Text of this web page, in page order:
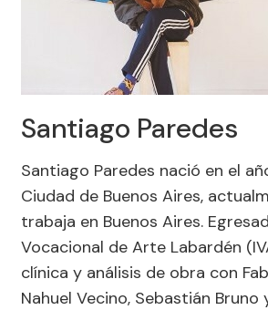
Santiago Paredes
Santiago Paredes nació en el
Ciudad de Buenos Aires,
trabaja en Buenos Aires.
Vocacional de Arte Labardén
clínica y análisis de obra con
Nahuel Vecino, Sebastián Bruno